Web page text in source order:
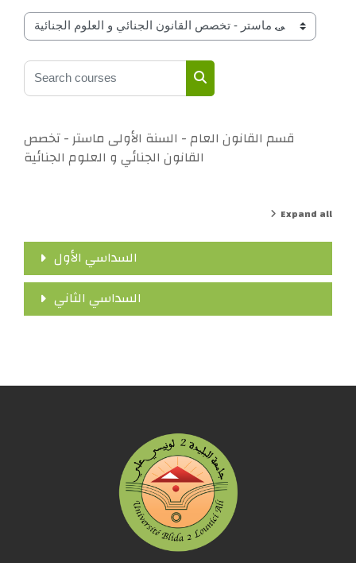
Course classifications by year
Search courses
Search courses
قسم القانون العام - السنة الأولى ماستر - تخصص
القانون الجنائي و العلوم الجنائية
Expand all
السداسي الأول
السداسي الثاني